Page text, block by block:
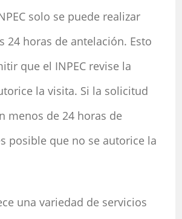
solo se puede realizar
24 horas de antelación. Esto
que el INPEC revise la
la visita. Si la solicitud
menos de 24 horas de
posible que no se autorice la
una variedad de servicios